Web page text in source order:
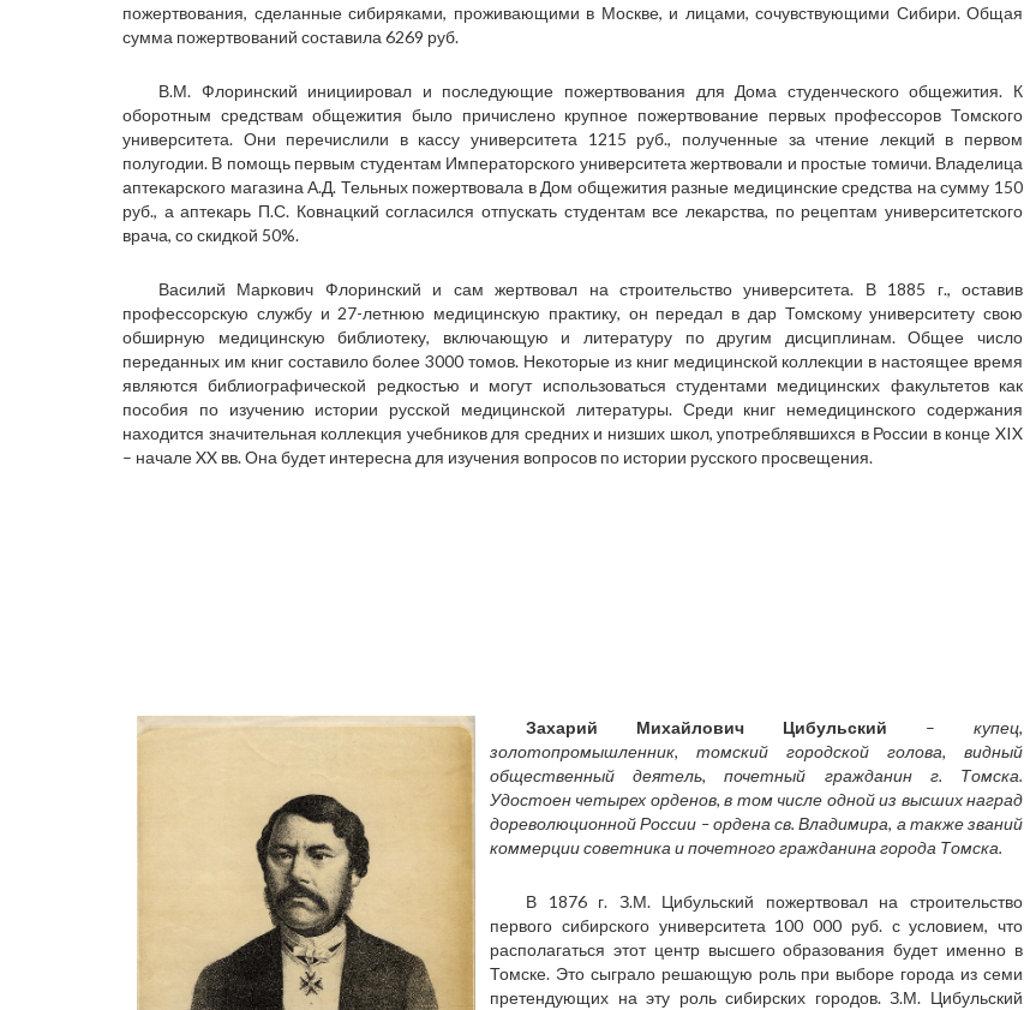
пожертвования, сделанные сибиряками, проживающими в Москве, и лицами, сочувствующими Сибири. Общая
сумма пожертвований составила 6269 руб.
В.М. Флоринский инициировал и последующие пожертвования для Дома студенческого общежития. К
оборотным средствам общежития было причислено крупное пожертвование первых профессоров Томского
университета. Они перечислили в кассу университета 1215 руб., полученные за чтение лекций в первом
полугодии. В помощь первым студентам Императорского университета жертвовали и простые томичи. Владелица
аптекарского магазина А.Д. Тельных пожертвовала в Дом общежития разные медицинские средства на сумму 150
руб., а аптекарь П.С. Ковнацкий согласился отпускать студентам все лекарства, по рецептам университетского
врача, со скидкой 50%.
Василий Маркович Флоринский и сам жертвовал на строительство университета. В 1885 г., оставив
профессорскую службу и 27-летнюю медицинскую практику, он передал в дар Томскому университету свою
обширную медицинскую библиотеку, включающую и литературу по другим дисциплинам. Общее число
переданных им книг составило более 3000 томов. Некоторые из книг медицинской коллекции в настоящее время
являются библиографической редкостью и могут использоваться студентами медицинских факультетов как
пособия по изучению истории русской медицинской литературы. Среди книг немедицинского содержания
находится значительная коллекция учебников для средних и низших школ, употреблявшихся в России в конце XIX
– начале XX вв. Она будет интересна для изучения вопросов по истории русского просвещения.
Захарий Михайлович Цибульский – купец,
золотопромышленник, томский городской голова, видный
общественный деятель, почетный гражданин г. Томска.
Удостоен четырех орденов, в том числе одной из высших наград
дореволюционной России – ордена св. Владимира, а также званий
коммерции советника и почетного гражданина города Томска.
В 1876 г. З.М. Цибульский пожертвовал на строительство
первого сибирского университета 100 000 руб. с условием, что
располагаться этот центр высшего образования будет именно в
Томске. Это сыграло решающую роль при выборе города из семи
претендующих на эту роль сибирских городов. З.М. Цибульский